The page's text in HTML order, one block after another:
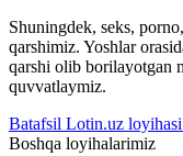
Shuningdek, seks,
qarshimiz. Yoshlar
qarshi olib borilayotgan
quvvatlaymiz.
Batafsil Lotin.uz
Boshqa loyihalarimiz